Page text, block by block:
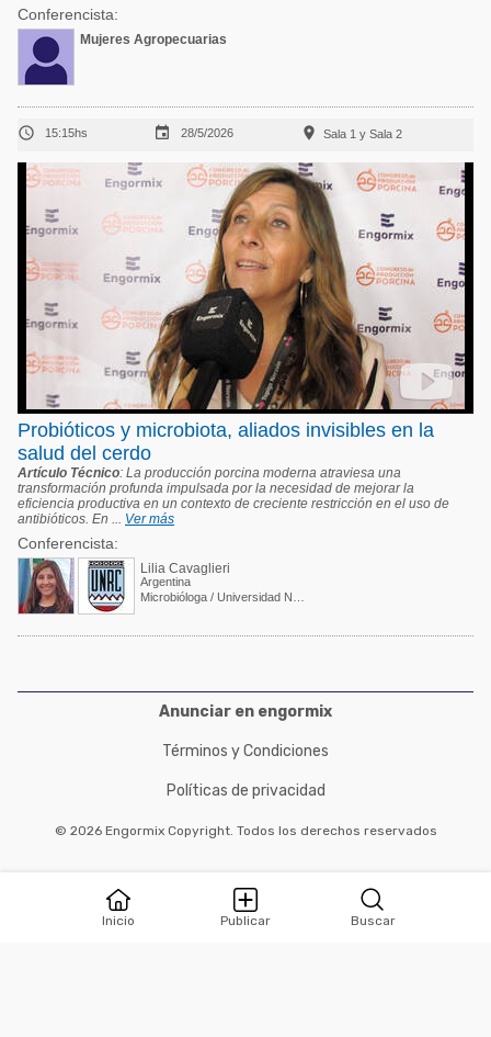
Inicio Publicar Buscar
Conferencista:
Mujeres Agropecuarias
 15:15hs  28/5/2026  Sala 1 y Sala 2
Probióticos y microbiota, aliados invisibles en la
salud del cerdo
Artículo Técnico: La producción porcina moderna atraviesa una
transformación profunda impulsada por la necesidad de mejorar la
eficiencia productiva en un contexto de creciente restricción en el uso de
antibióticos. En ... Ver más
Conferencista:
Lilia Cavaglieri
Argentina
Anunciar en engormix
Términos y Condiciones
Políticas de privacidad
© 2026 Engormix Copyright. Todos los derechos reservados